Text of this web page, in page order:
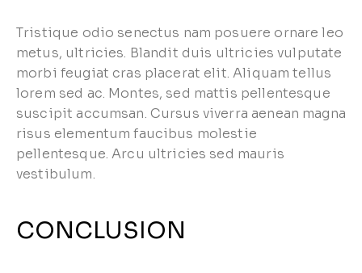
Tristique odio senectus nam posuere ornare leo
metus, ultricies. Blandit duis ultricies vulputate
morbi feugiat cras placerat elit. Aliquam tellus
lorem sed ac. Montes, sed mattis pellentesque
suscipit accumsan. Cursus viverra aenean magna
risus elementum faucibus molestie
pellentesque. Arcu ultricies sed mauris
vestibulum.
CONCLUSION